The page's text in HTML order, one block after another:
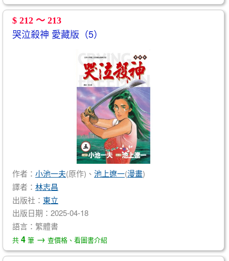
$ 212 ～ 213
哭泣殺神 愛藏版（5）
作者： 小池一夫(原作)、 池上遼一(漫畫)
譯者： 林志昌
出版社： 東立
出版日期：2025-04-18
語言：繁體書
共 4 筆 → 查價格、看圖書介紹